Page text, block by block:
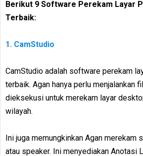
Berikut 9 Software Perekam Layar
Terbaik:
1. CamStudio
CamStudio adalah software perekam
terbaik. Agan hanya perlu menjalankan
dieksekusi untuk merekam layar
wilayah.
Ini juga memungkinkan Agan merekam
atau speaker. Ini menyediakan Anotasi